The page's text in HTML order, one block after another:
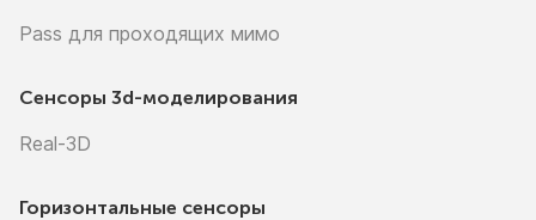
Pass для проходящих мимо
Сенсоры 3d-моделирования
Real-3D
Горизонтальные сенсоры